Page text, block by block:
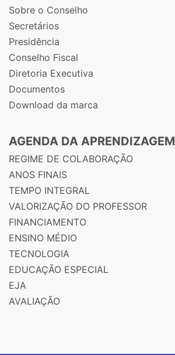
Sobre o Conselho
Secretários
Presidência
Conselho Fiscal
Diretoria Executiva
Documentos
Download da marca
AGENDA DA APRENDIZAGEM
REGIME DE COLABORAÇÃO
ANOS FINAIS
TEMPO INTEGRAL
VALORIZAÇÃO DO PROFESSOR
FINANCIAMENTO
ENSINO MÉDIO
TECNOLOGIA
EDUCAÇÃO ESPECIAL
EJA
AVALIAÇÃO